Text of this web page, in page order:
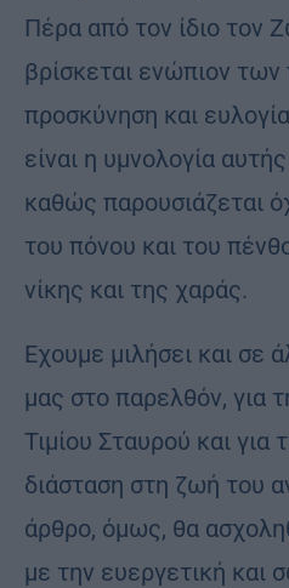
Πέρα από τον ίδιο τον
βρίσκεται ενώπιον
προσκύνηση και
είναι η υμνολογία
καθώς παρουσιάζεται
του πόνου και του
νίκης και της χαράς.
Εχουμε μιλήσει και σε
μας στο παρελθόν, για
Τιμίου Σταυρού και για
διάσταση στη ζωή του
άρθρο, όμως, θα
με την ευεργετική και